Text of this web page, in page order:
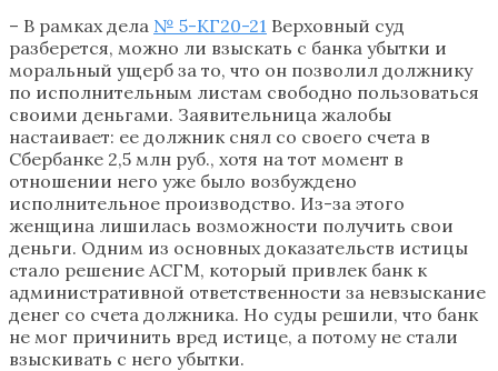
– В рамках дела № 5-КГ20-21 Верховный суд
разберется, можно ли взыскать с банка убытки и
моральный ущерб за то, что он позволил должнику
по исполнительным листам свободно пользоваться
своими деньгами. Заявительница жалобы
настаивает: ее должник снял со своего счета в
Сбербанке 2,5 млн руб., хотя на тот момент в
отношении него уже было возбуждено
исполнительное производство. Из-за этого
женщина лишилась возможности получить свои
деньги. Одним из основных доказательств истицы
стало решение АСГМ, который привлек банк к
административной ответственности за невзыскание
денег со счета должника. Но суды решили, что банк
не мог причинить вред истице, а потому не стали
взыскивать с него убытки.